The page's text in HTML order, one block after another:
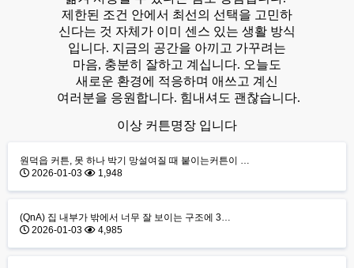
제한된 조건 안에서 최선의 선택을 고민하
신다는 것 자체가 이미 센스 있는 생활 방식
입니다. 지금의 공간을 아끼고 가꾸려는
마음, 충분히 잘하고 계십니다. 오늘도
새로운 환경에 적응하며 애쓰고 계신
여러분을 응원합니다. 힘내셔도 괜찮습니다.
이상 커튼명장 입니다
원덕읍 커튼, 못 하나 박기 망설여질 때 붙이는커튼이 …
2026-01-03
1,948
(QnA) 집 내부가 밖에서 너무 잘 보이는 구조에 3…
2026-01-03
4,985